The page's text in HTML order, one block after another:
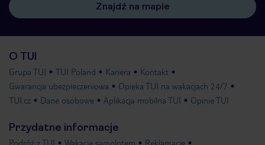
Znajdź na mapie
O TUI
Grupa TUI TUI Poland Kariera
Kontakt
Gwarancja ubezpieczeniowa
Opieka TUI na wakacjach 24/7
TUI.cz
Dane osobowe Aplikacja mobilna TUI Opinie TUI
Przydatne informacje
Podróż z TUI Wakacje samolotem Reklamacje